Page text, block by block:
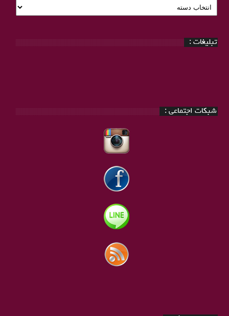
دسته
بندی
تبلیغات :
شبکات اجتماعی :